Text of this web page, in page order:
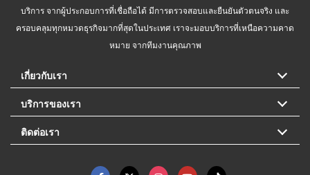
บริการ จากผู้ประกอบการที่เชื่อถือได้ มีการตรวจสอบและยืนยันตัวตนจริง และ
ครอบคลุมทุกหมวดธุรกิจมากที่สุดในประเทศ เราจะมอบบริการที่เหนือความคาด
หมาย จากทีมงานคุณภาพ
เกี่ยวกับเรา
บริการของเรา
ติดต่อเรา